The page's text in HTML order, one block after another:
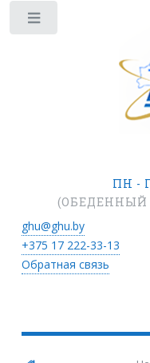
ПН -
(ОБЕДЕННЫЙ
ghu@ghu.by
+375 17222-33-13
Обратная связь